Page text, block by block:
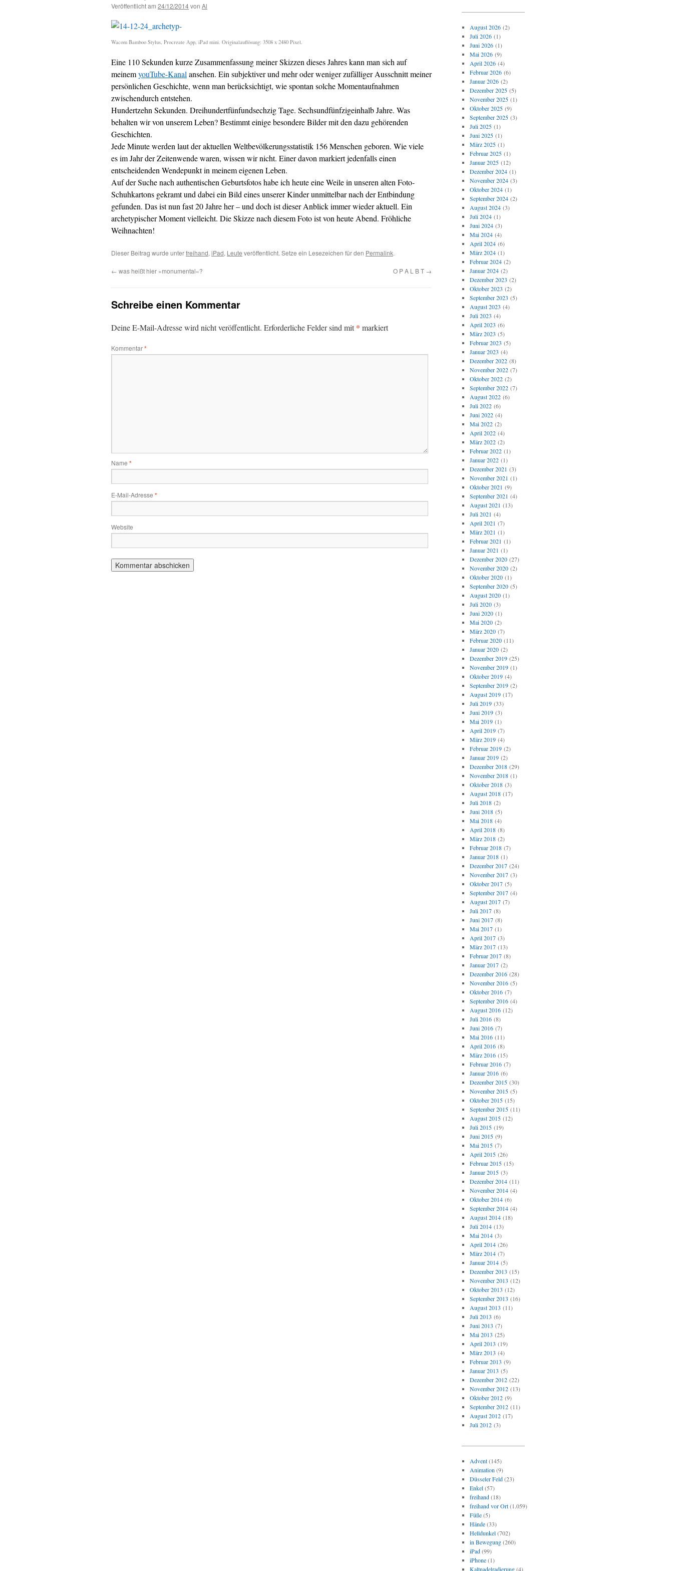
Veröffentlicht am 24/12/2014von Al
Wacom Bamboo Stylus, Procreate App, iPad mini. Originalauflösung: 3508 x 2480 Pixel.
Eine 110 Sekunden kurze Zusammenfassung meiner Skizzen dieses Jahres kann man sich auf
meinemyouTube-Kanal ansehen. Ein subjektiver und mehr oder weniger zufälliger Ausschnitt meiner
persönlichen Geschichte, wenn man berücksichtigt, wie spontan solche Momentaufnahmen
zwischendurch entstehen.
Hundertzehn Sekunden. Dreihundertfünfundsechzig Tage. Sechsundfünfzigeinhalb Jahre. Was
behalten wir von unserem Leben? Bestimmt einige besondere Bilder mit den dazu gehörenden
Geschichten.
Jede Minute werden laut der aktuellen Weltbevölkerungsstatistik 156 Menschen geboren. Wie viele
es im Jahr der Zeitenwende waren, wissen wir nicht. Einer davon markiert jedenfalls einen
entscheidenden Wendepunkt in meinem eigenen Leben.
Auf der Suche nach authentischen Geburtsfotos habe ich heute eine Weile in unseren alten Foto-
Schuhkartons gekramt und dabei ein Bild eines unserer Kinder unmittelbar nach der Entbindung
gefunden. Das ist nun fast 20 Jahre her – und doch ist dieser Anblick immer wieder aktuell. Ein
archetypischer Moment vielleicht. Die Skizze nach diesem Foto ist von heute Abend. Fröhliche
Weihnachten!
Dieser Beitrag wurde unterfreihand, iPad, Leute veröffentlicht. Setze ein Lesezeichen für den Permalink.
← was heißt hier »monumental«? O P A L B T →
Schreibe einen Kommentar
Deine E-Mail-Adresse wird nicht veröffentlicht. Erforderliche Felder sind mit* markiert
Kommentar*
Name *
E-Mail-Adresse *
Website
August 2026(2)
Juli 2026(1)
Juni 2026(1)
Mai 2026(9)
April 2026(4)
Februar 2026(6)
Januar 2026(2)
Dezember 2025(5)
November 2025(1)
Oktober 2025(9)
September 2025(3)
Juli 2025(1)
Juni 2025(1)
März 2025(1)
Februar 2025(1)
Januar 2025(12)
Dezember 2024(1)
November 2024(3)
Oktober 2024(1)
September 2024(2)
August 2024(3)
Juli 2024(1)
Juni 2024(3)
Mai 2024(4)
April 2024(6)
März 2024(1)
Februar 2024(2)
Januar 2024(2)
Dezember 2023 (2)
Oktober 2023 (2)
September 2023 (5)
August 2023 (4)
Juli 2023 (4)
April 2023 (6)
März 2023 (5)
Februar 2023 (5)
Januar 2023 (4)
Dezember 2022(8)
November 2022(7)
Oktober 2022(2)
September 2022(7)
August 2022(6)
Juli 2022(6)
Juni 2022(4)
Mai 2022(2)
April 2022(4)
März 2022(2)
Februar 2022(1)
Januar 2022(1)
Dezember 2021 (3)
November 2021 (1)
Oktober 2021 (9)
September 2021 (4)
August 2021 (13)
Juli 2021 (4)
April 2021 (7)
März 2021 (1)
Februar 2021 (1)
Januar 2021 (1)
Dezember 2020(27)
November 2020(2)
Oktober 2020(1)
September 2020(5)
August 2020(1)
Juli 2020(3)
Juni 2020(1)
Mai 2020(2)
März 2020(7)
Februar 2020(11)
Januar 2020(2)
Dezember 2019(25)
November 2019(1)
Oktober 2019(4)
September 2019(2)
August 2019(17)
Juli 2019(33)
Juni 2019(3)
Mai 2019(1)
April 2019(7)
März 2019(4)
Februar 2019(2)
Januar 2019(2)
Dezember 2018(29)
November 2018(1)
Oktober 2018(3)
August 2018(17)
Juli 2018(2)
Juni 2018(5)
Mai 2018(4)
April 2018(8)
März 2018(2)
Februar 2018(7)
Januar 2018(1)
Dezember 2017(24)
November 2017(3)
Oktober 2017(5)
September 2017(4)
August 2017(7)
Juli 2017(8)
Juni 2017(8)
Mai 2017(1)
April 2017(3)
März 2017(13)
Februar 2017(8)
Januar 2017(2)
Dezember 2016(28)
November 2016(5)
Oktober 2016(7)
September 2016(4)
August 2016(12)
Juli 2016(8)
Juni 2016(7)
Mai 2016(11)
April 2016(8)
März 2016(15)
Februar 2016(7)
Januar 2016(6)
Dezember 2015(30)
November 2015(5)
Oktober 2015(15)
September 2015(11)
August 2015(12)
Juli 2015(19)
Juni 2015(9)
Mai 2015(7)
April 2015(26)
Februar 2015(15)
Januar 2015(3)
Dezember 2014(11)
November 2014(4)
Oktober 2014(6)
September 2014(4)
August 2014(18)
Juli 2014(13)
Mai 2014(3)
April 2014(26)
März 2014(7)
Januar 2014(5)
Dezember 2013 (15)
November 2013 (12)
Oktober 2013 (12)
September 2013 (16)
August 2013 (11)
Juli 2013 (6)
Juni 2013 (7)
Mai 2013 (25)
April 2013 (19)
März 2013 (4)
Februar 2013 (9)
Januar 2013 (5)
Dezember 2012(22)
November 2012(13)
Oktober 2012(9)
September 2012(11)
August 2012(17)
Juli 2012(3)
Advent(145)
Animation (9)
Düsseler Feld(23)
Enkel(57)
freihand(18)
freihand vor Ort(1.059)
Füße(5)
Hände(33)
Helldunkel(702)
in Bewegung(260)
iPad(99)
iPhone(1)
Kaltnadelradierung(4)